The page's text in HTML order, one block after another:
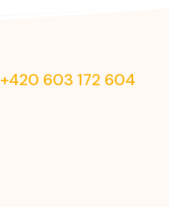
+420 603 172 604